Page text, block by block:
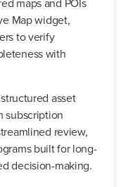
Map widget,
to verify
with
asset
subscription
review,
built for long-
decision-making.